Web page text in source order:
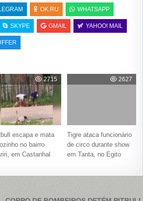
OK.RU WHATSAPP
SKYPE GMAIL YAHOO! MAIL
2715
escapa e mata
no bairro
em Castanhal
2627
Tigre ataca funcionário
de circo durante show
em Tanta, no Egito